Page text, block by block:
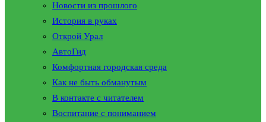
Новости из прошлого
История в руках
Открой Урал
АвтоГид
Комфортная городская среда
Как не быть обманутым
В контакте с читателем
Воспитание с пониманием